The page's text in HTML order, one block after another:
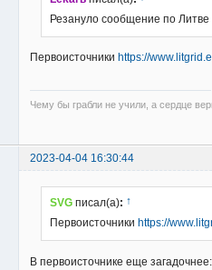
Резануло сообщение по Литве
Первоисточники https://
Чему бы грабли не учили, а сердце
2023-04-04 16:30:44
SVG писал(а): ↑
Первоисточники https://
В первоисточнике еще загадочнее: